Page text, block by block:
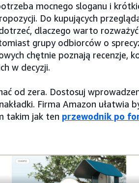
mocnego sloganu i
Do kupujących
dlaczego warto
grupy odbiorców o
chętnie poznają recenzje,
w decyzji.
od zera. Dostosuj
Firma Amazon ułatwia
takim jak ten przewodnik po